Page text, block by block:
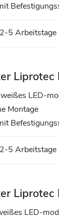
5 Arbeitstage
Liprotec
5 Arbeitstage
LED-
Montage
Liprotec
LED-